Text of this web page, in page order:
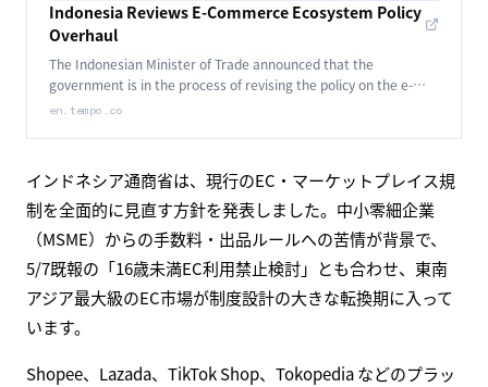
Indonesia Reviews E-Commerce Ecosystem Policy
Overhaul
The Indonesian Minister of Trade announced that the
government is in the process of revising the policy on the e-
commerce and marketplace ecosystem.
en.tempo.co
インドネシア通商省は、現行のEC・マーケットプレイス規
制を全面的に見直す方針を発表しました。中小零細企業
（MSME）からの手数料・出品ルールへの苦情が背景で、
5/7既報の「16歳未満EC利用禁止検討」とも合わせ、東南
アジア最大級のEC市場が制度設計の大きな転換期に入って
います。
Shopee、Lazada、TikTok Shop、Tokopedia などのプラッ